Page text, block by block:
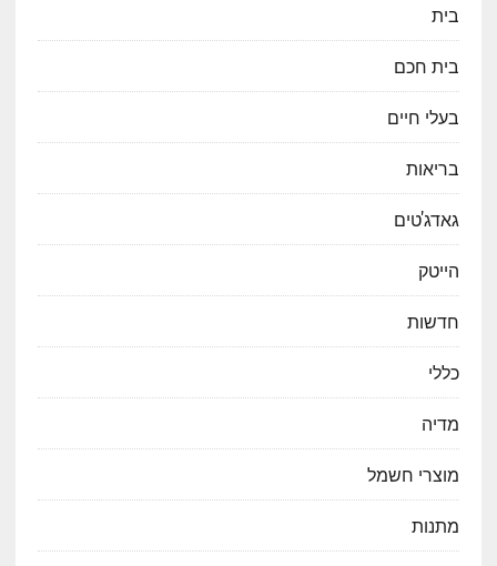
בית
בית חכם
בעלי חיים
בריאות
גאדג'טים
הייטק
חדשות
כללי
מדיה
מוצרי חשמל
מתנות